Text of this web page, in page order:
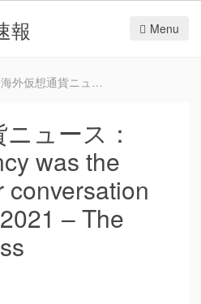
報 Menu
海外仮想通貨ニュース：Cryptocurrency was the most popular conversation on Reddit in 2021 – The Indian Express
ュース：
was the
conversation
– The